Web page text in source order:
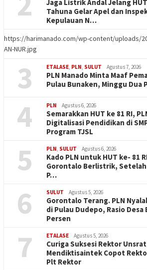
Jaga Listrik Andal Jelang
Tahuna Gelar Apel dan
Kepulauan N…
https://harimanado.com/wp-content/uploads/
AN-NUR.jpg
3 ETALASE PLN SULUT Agustus 7, 2026
PLN Manado Minta Maaf
Pulau Bunaken, Minggu Dua
4 PLN Agustus 6, 2026
Semarakkan HUT ke 81 RI,
Digitalisasi Pendidikan di
Program TJSL
5 PLN SULUT Agustus 6, 2026
Kado PLN untuk HUT ke- 81
Gorontalo Berlistrik,
P…
6 SULUT Agustus 5, 2026
Gorontalo Terang. PLN
di Pulau Dudepo, Rasio
Persen
7 ETALASE Agustus 5, 2026
Curiga Suksesi Rektor Unsrat
Mendiktisaintek Copot
Plt Rektor